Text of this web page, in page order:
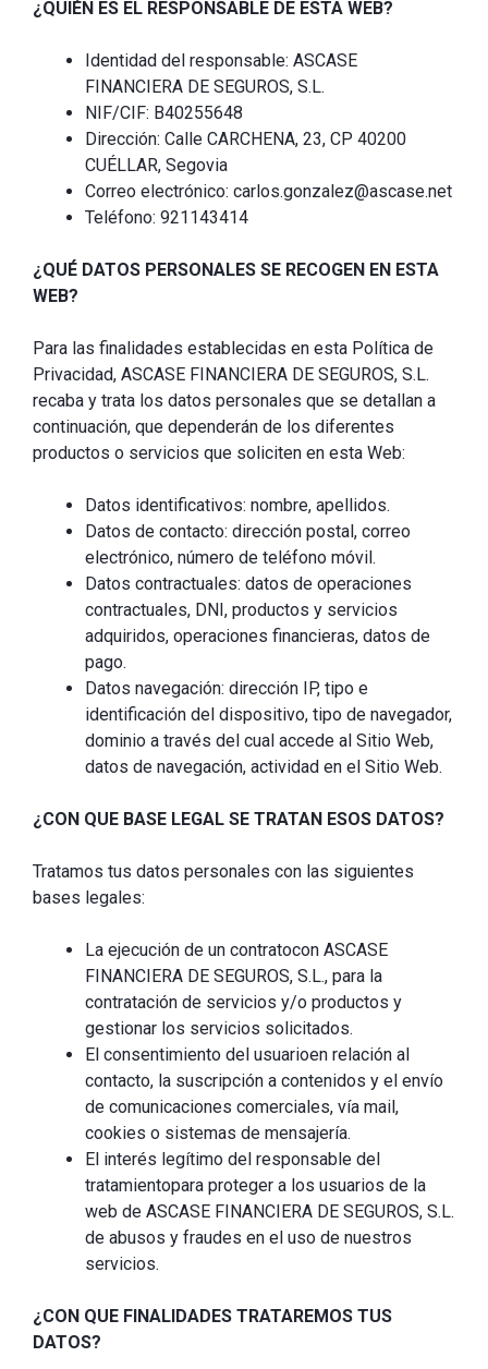
¿QUIÉN ES EL RESPONSABLE DE ESTA WEB?
Identidad del responsable: ASCASE
FINANCIERA DE SEGUROS, S.L.
NIF/CIF: B40255648
Dirección: Calle CARCHENA, 23, CP 40200
CUÉLLAR, Segovia
Correo electrónico: carlos.gonzalez@ascase.net
Teléfono: 921143414
¿QUÉ DATOS PERSONALES SE RECOGEN EN ESTA
WEB?
Para las finalidades establecidas en esta Política de
Privacidad, ASCASE FINANCIERA DE SEGUROS, S.L.
recaba y trata los datos personales que se detallan a
continuación, que dependerán de los diferentes
productos o servicios que soliciten en esta Web:
Datos identificativos: nombre, apellidos.
Datos de contacto: dirección postal, correo
electrónico, número de teléfono móvil.
Datos contractuales: datos de operaciones
contractuales, DNI, productos y servicios
adquiridos, operaciones financieras, datos de
pago.
Datos navegación: dirección IP, tipo e
identificación del dispositivo, tipo de navegador,
dominio a través del cual accede al Sitio Web,
datos de navegación, actividad en el Sitio Web.
¿CON QUE BASE LEGAL SE TRATAN ESOS DATOS?
Tratamos tus datos personales con las siguientes
bases legales:
La ejecución de un contratocon ASCASE
FINANCIERA DE SEGUROS, S.L., para la
contratación de servicios y/o productos y
gestionar los servicios solicitados.
El consentimiento del usuarioen relación al
contacto, la suscripción a contenidos y el envío
de comunicaciones comerciales, vía mail,
cookies o sistemas de mensajería.
El interés legítimo del responsable del
tratamientopara proteger a los usuarios de la
web de ASCASE FINANCIERA DE SEGUROS, S.L.
de abusos y fraudes en el uso de nuestros
servicios.
¿CON QUE FINALIDADES TRATAREMOS TUS
DATOS?